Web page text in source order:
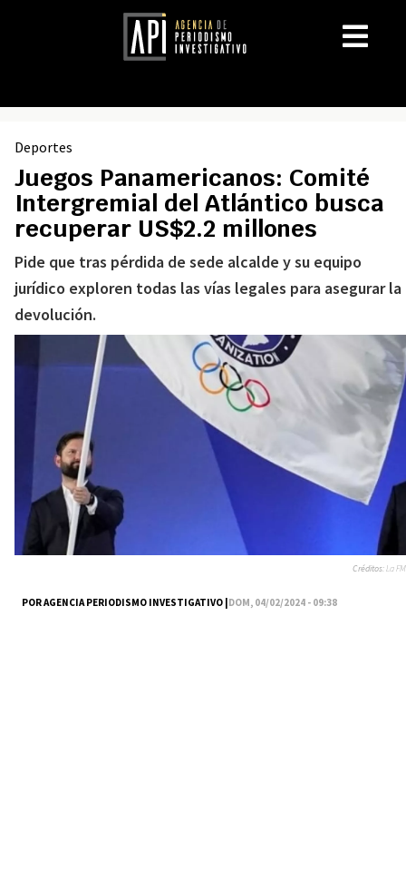
Deportes
Juegos Panamericanos: Comité
Intergremial del Atlántico busca
recuperar US$2.2 millones
Pide que tras pérdida de sede alcalde y su equipo
jurídico exploren todas las vías legales para asegurar la
devolución.
POR AGENCIA PERIODISMO INVESTIGATIVO |DOM, 04/02/2024 - 09:38
Créditos:La FM